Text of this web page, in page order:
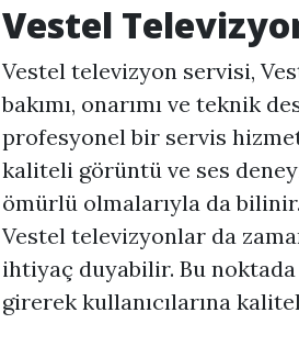
Vestel
Vestel televizyon servisi,
bakımı, onarımı ve teknik
profesyonel bir servis
kaliteli görüntü ve ses
ömürlü olmalarıyla da
Vestel televizyonlar da
ihtiyaç duyabilir. Bu
girerek kullanıcılarına